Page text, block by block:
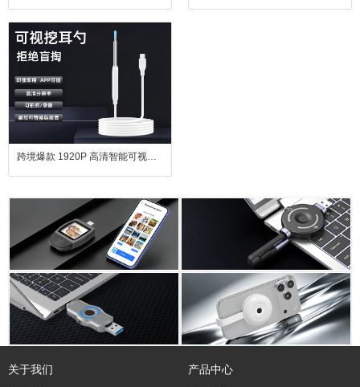
跨境爆款 1920P 高清智能可视耳镜 手机直连掏耳护理套装
关于我们 产品中心